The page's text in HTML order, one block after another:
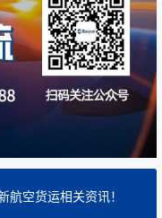
空货运相关资讯！